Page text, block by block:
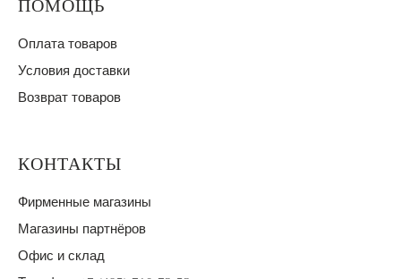
ПОМОЩЬ
Оплата товаров
Условия доставки
Возврат товаров
КОНТАКТЫ
Фирменные магазины
Магазины партнёров
Офис и склад